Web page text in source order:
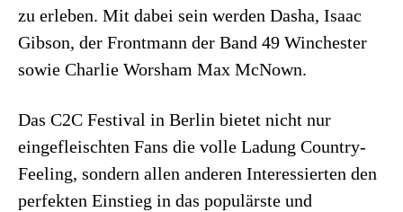
zu erleben. Mit dabei sein werden Dasha, Isaac
Gibson, der Frontmann der Band 49 Winchester
sowie Charlie Worsham Max McNown.
Das C2C Festival in Berlin bietet nicht nur
eingefleischten Fans die volle Ladung Country-
Feeling, sondern allen anderen Interessierten den
perfekten Einstieg in das populärste und